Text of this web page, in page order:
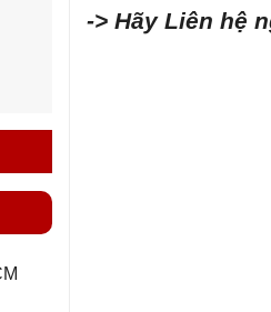
-> Hãy Liên hệ